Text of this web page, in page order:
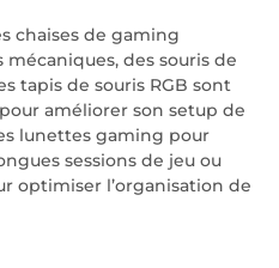
chaises de gaming
des souris de
tapis de souris RGB sont
améliorer son setup de
lunettes gaming pour
sessions de jeu ou
optimiser l’organisation de